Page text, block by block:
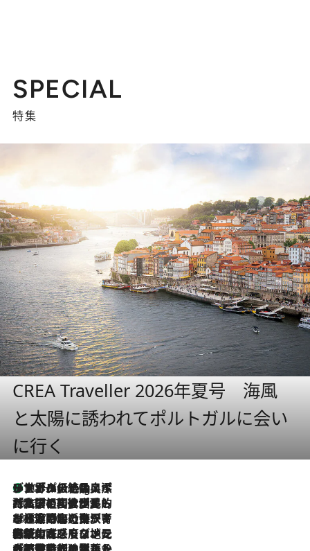
SPECIAL
特集
CREA Traveller 2026年夏号 海風
と太陽に誘われてポルトガルに会い
に行く
10 Hours Ago
リスボンの絶品スイーツ「パステル・デ・ナタ」とは？ポルトガル伝統の奥深い世界へ
2026.7.27
「私の祖国はポルトガル語です」国民的詩人フェルナンド・ペソアと、彼が愛した文学の街を歩く
2026.7.26
ポルトガル近海が育む極上の海の幸。キリリと冷えた白ワインと愉しむ、シーフード専門店の贅沢
2026.7.22
伝統の味をモダンに昇華。高感度な地元客が集う、リスボンの最旬ガストロノミー